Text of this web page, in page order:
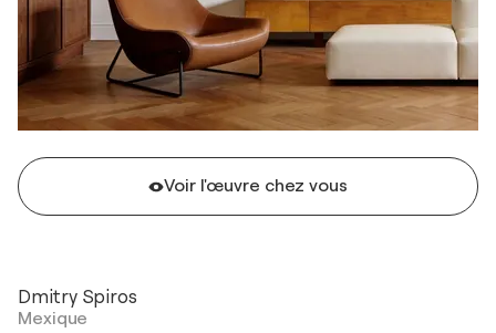
Voir l'œuvre chez vous
Dmitry Spiros
Mexique